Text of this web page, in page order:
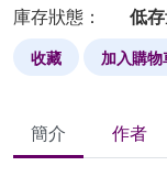
庫存狀態：
低
收藏 加入購物
簡介 作者